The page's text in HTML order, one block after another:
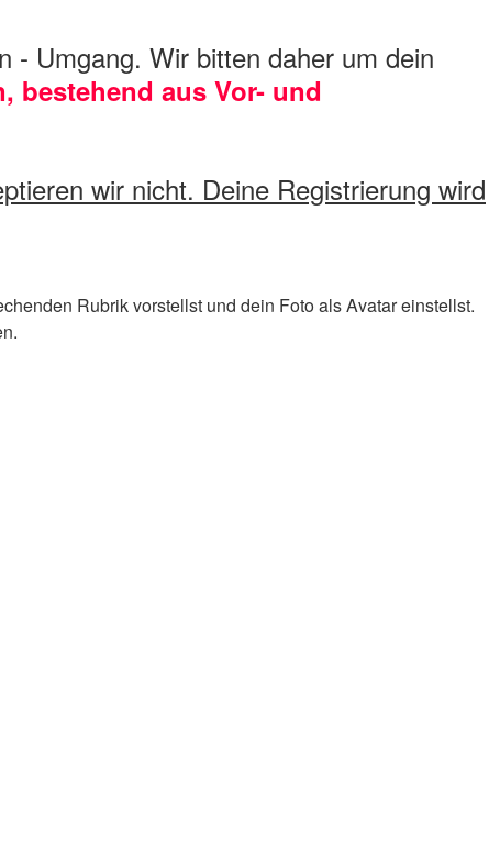
- Umgang. Wir bitten daher um dein
bestehend aus Vor- und
wir nicht. Deine Registrierung wird
Rubrik vorstellst und dein Foto als Avatar einstellst.